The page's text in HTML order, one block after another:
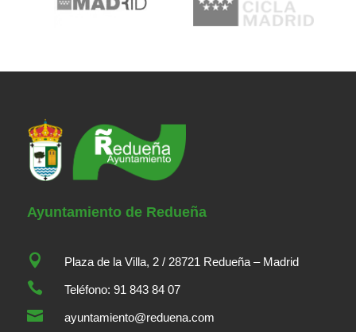
Ayuntamiento de Redueña
 Plaza de la Villa, 2 / 28721 Redueña – Madrid
 Teléfono: 91 843 84 07
 ayuntamiento@reduena.com